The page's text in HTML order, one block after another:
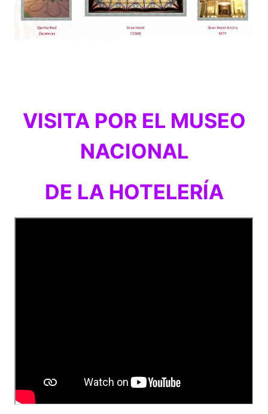
VISITA POR EL MUSEO
NACIONAL
DE LA HOTELERÍA